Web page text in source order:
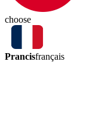
choose
Prancisfrançais